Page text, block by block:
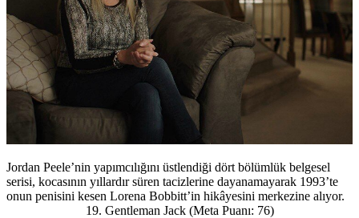
Jordan Peele’nin yapımcılığını üstlendiği dört bölümlük belgesel
serisi, kocasının yıllardır süren tacizlerine dayanamayarak 1993’te
onun penisini kesen Lorena Bobbitt’in hikâyesini merkezine alıyor.
19. Gentleman Jack (Meta Puanı: 76)